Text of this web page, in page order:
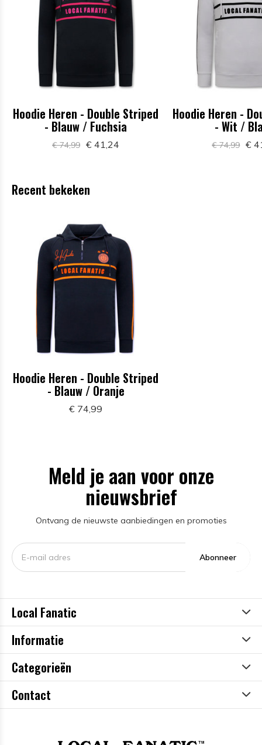
Hoodie Heren - Double Striped
- Blauw / Fuchsia
€ 74,99 € 41,24
Hoodie Heren -
- Wit /
€ 74,99 €
Recent bekeken
Hoodie Heren - Double Striped
- Blauw / Oranje
€ 74,99
Meld je aan voor onze
nieuwsbrief
Ontvang de nieuwste aanbiedingen en promoties
Abonneer
Local Fanatic
Informatie
Categorieën
Contact